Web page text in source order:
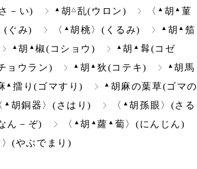
－い) ▲ 胡△ 乱(ウロン) 〈 ▲ 胡 ▲ 菫
(ぐみ) 〈 ▲胡桃〉(くるみ) ▲ 胡 ▲ 笳
▲胡 ▲椒(コショウ) ▲胡 ▲
(コゼ
ョウラン) ▲ 胡 ▲狄(コテキ) ▲胡馬
▲擂り(ゴマすり) ▲ 胡麻の葉草(ゴマの
▲ 胡銅器〉(さはり) 〈 ▲胡孫眼〉(さる
ん－ぞ) 〈 ▲胡 ▲蘿 ▲ 蔔〉(にんじん)
(やぶでまり)